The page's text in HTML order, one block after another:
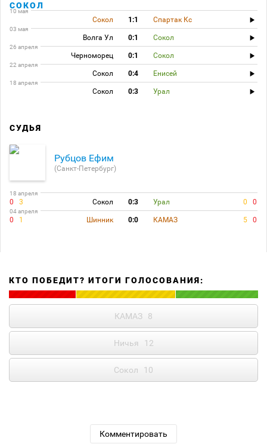
СОКОЛ
10 мая
Сокол 1:1 Спартак Кс
03 мая
Волга Ул 0:1 Сокол
26 апреля
Черноморец 0:1 Сокол
22 апреля
Сокол 0:4 Енисей
18 апреля
Сокол 0:3 Урал
СУДЬЯ
Рубцов Ефим
(Санкт-Петербург)
18 апреля
0 3 Сокол 0:3 Урал 0 0
04 апреля
0 1 Шинник 0:0 КАМАЗ 5 0
КТО ПОБЕДИТ? ИТОГИ ГОЛОСОВАНИЯ:
КАМАЗ 8
Ничья 12
Сокол 10
Комментировать